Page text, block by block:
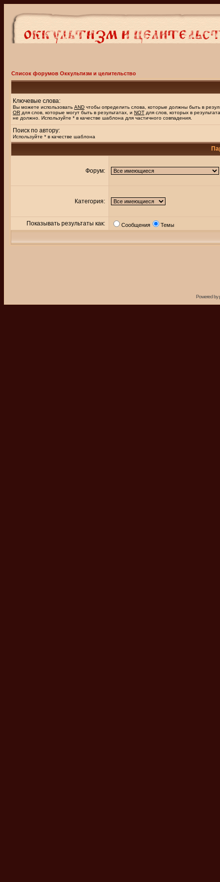
Список форумов Оккультизм и целительство
Ключевые слова:
Вы можете использовать AND чтобы определить слова, которые должны быть в
OR для слов, которые могут быть в результатах, и NOT для слов, которых в
не должно. Используйте * в качестве шаблона для частичного совпадения.
Поиск по автору:
Используйте * в качестве шаблона
Форум:
Категория:
Показывать результаты как: Сообщения Темы
Powered by